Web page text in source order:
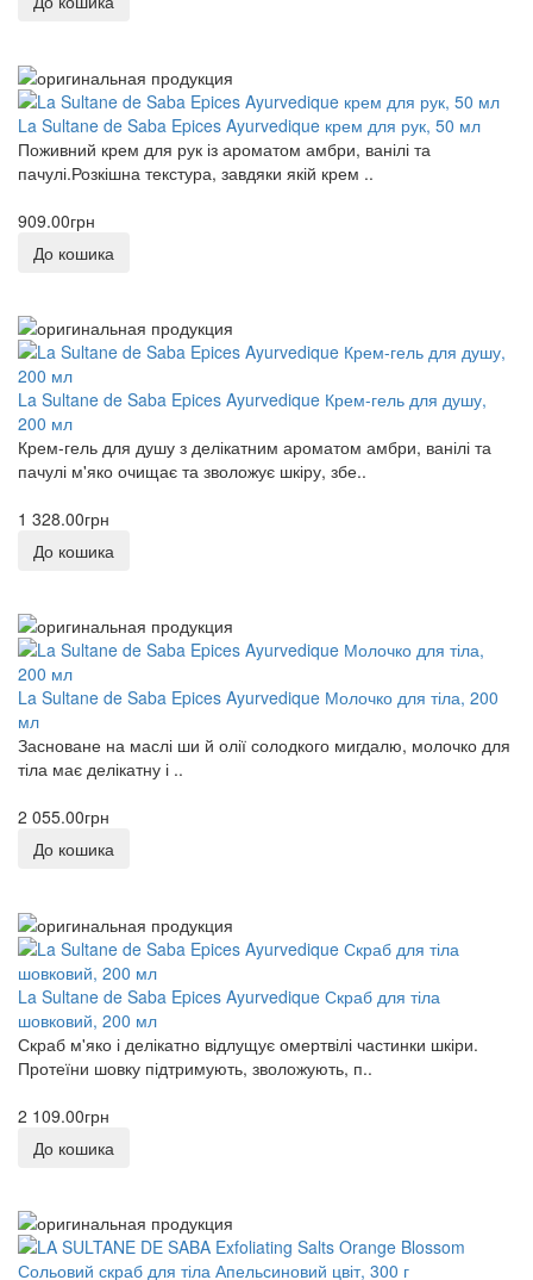
La Sultane de Saba Epices Ayurvedique крем для рук, 50 мл
Поживний крем для рук із ароматом амбри, ванілі та
пачулі.Розкішна текстура, завдяки якій крем ..
909.00грн
До кошика
La Sultane de Saba Epices Ayurvedique Крем-гель для душу,
200 мл
Крем-гель для душу з делікатним ароматом амбри, ванілі та
пачулі м'яко очищає та зволожує шкіру, збе..
1 328.00грн
До кошика
La Sultane de Saba Epices Ayurvedique Молочко для тіла, 200
мл
Засноване на маслі ши й олії солодкого мигдалю, молочко для
тіла має делікатну і ..
2 055.00грн
До кошика
La Sultane de Saba Epices Ayurvedique Скраб для тіла
шовковий, 200 мл
Скраб м'яко і делікатно відлущує омертвілі частинки шкіри.
Протеїни шовку підтримують, зволожують, п..
2 109.00грн
До кошика